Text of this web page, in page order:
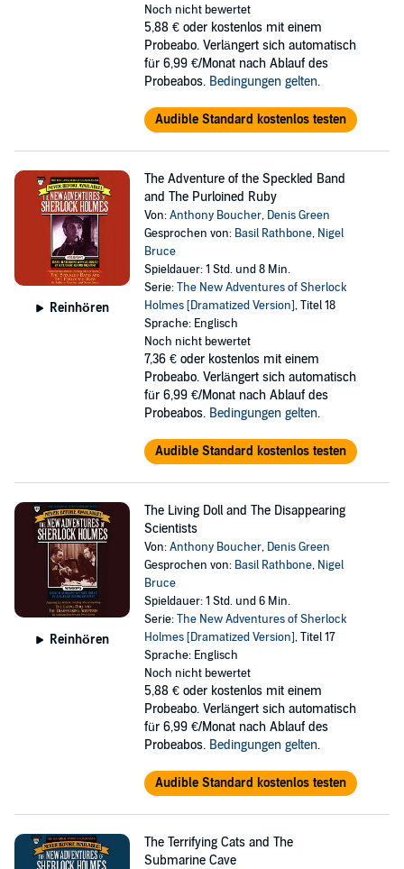
Noch nicht bewertet
5,88 € oder kostenlos mit einem
Probeabo. Verlängert sich automatisch
für 6,99 €/Monat nach Ablauf des
Probeabos. Bedingungen gelten.
Audible Standard kostenlos testen
Reinhören
The Adventure of the Speckled Band
and The Purloined Ruby
Von:Anthony Boucher, Denis Green
Gesprochen von: Basil Rathbone, Nigel
Bruce
Spieldauer: 1 Std. und 8 Min.
Serie:The New Adventures of Sherlock
Holmes [Dramatized Version], Titel 18
Sprache: Englisch
Noch nicht bewertet
7,36 € oder kostenlos mit einem
Probeabo. Verlängert sich automatisch
für 6,99 €/Monat nach Ablauf des
Probeabos. Bedingungen gelten.
Audible Standard kostenlos testen
Reinhören
The Living Doll and The Disappearing
Scientists
Von:Anthony Boucher, Denis Green
Gesprochen von: Basil Rathbone, Nigel
Bruce
Spieldauer: 1 Std. und 6 Min.
Serie:The New Adventures of Sherlock
Holmes [Dramatized Version], Titel 17
Sprache: Englisch
Noch nicht bewertet
5,88 € oder kostenlos mit einem
Probeabo. Verlängert sich automatisch
für 6,99 €/Monat nach Ablauf des
Probeabos. Bedingungen gelten.
Audible Standard kostenlos testen
The Terrifying Cats and The
Submarine Cave